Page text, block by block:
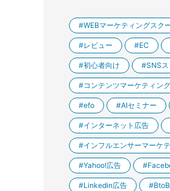
WEBマーケティングスク
レビュー EC
初心者向け SNS
コンテンツマーケティング
efo AIセミナー
インターネット広告
インフルエンサーマーケ
Yahoo!広告
Linkedin広告 BtoB